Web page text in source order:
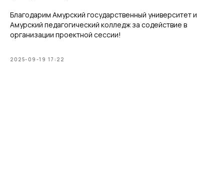
Благодарим Амурский государственный университет и
Амурский педагогический колледж за содействие в
организации проектной сессии!
2025-09-19 17:22